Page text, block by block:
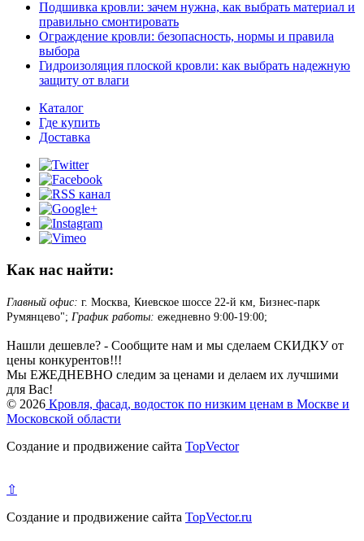
Подшивка кровли: зачем нужна, как выбрать материал и
правильно смонтировать
Ограждение кровли: безопасность, нормы и правила
выбора
Гидроизоляция плоской кровли: как выбрать надежную
защиту от влаги
Каталог
Где купить
Доставка
Как нас найти:
Главный офис: г. Москва, Киевское шоссе 22-й км, Бизнес-парк
Румянцево"; График работы: ежедневно 9:00-19:00;
Нашли дешевле? - Сообщите нам и мы сделаем СКИДКУ от
цены конкурентов!!!
Мы ЕЖЕДНЕВНО следим за ценами и делаем их лучшими
для Вас!
© 2026 Кровля, фасад, водосток по низким ценам в Москве и
Московской области
Создание и продвижение сайта TopVector
⇧
Создание и продвижение сайта TopVector.ru